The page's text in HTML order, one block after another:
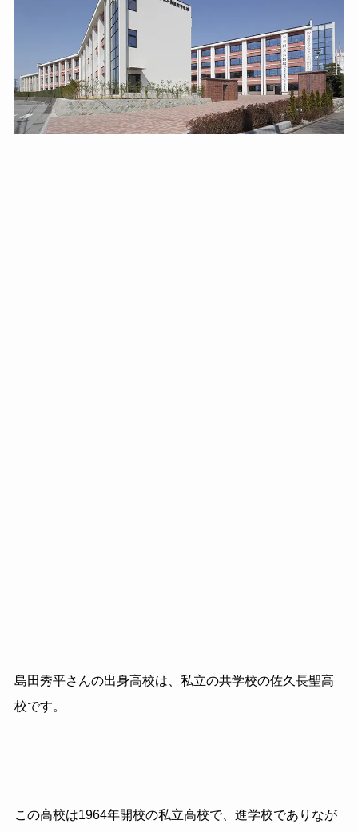
島田秀平さんの出身高校は、私立の共学校の佐久長聖高
校です。
この高校は1964年開校の私立高校で、進学校でありなが